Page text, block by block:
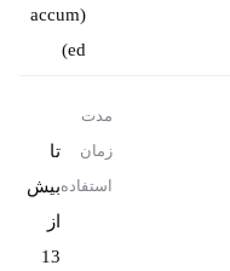
(accum
ed)
مدت
زمان
استفاده
تا
بیش
از
13